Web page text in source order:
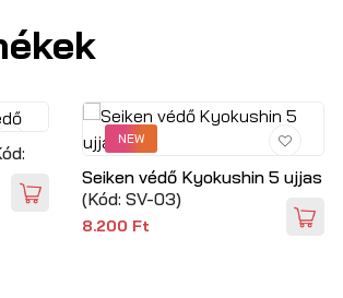
NEW
Seiken védő Kyokushin 5 ujjas
(Kód:SV-03)
8.200 Ft